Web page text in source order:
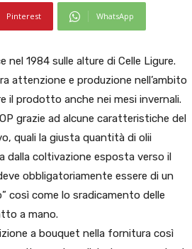
Pinterest WhatsApp
nel 1984 sulle alture di Celle Ligure.
attenzione e produzione nell’ambito
il prodotto anche nei mesi invernali.
grazie ad alcune caratteristiche del
quali la giusta quantità di olii
dalla coltivazione esposta verso il
obbligatoriamente essere di un
così come lo sradicamento delle
a mano.
a bouquet nella fornitura così